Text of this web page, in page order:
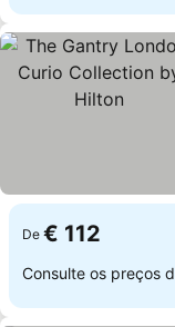
De € 112
Consulte os preços